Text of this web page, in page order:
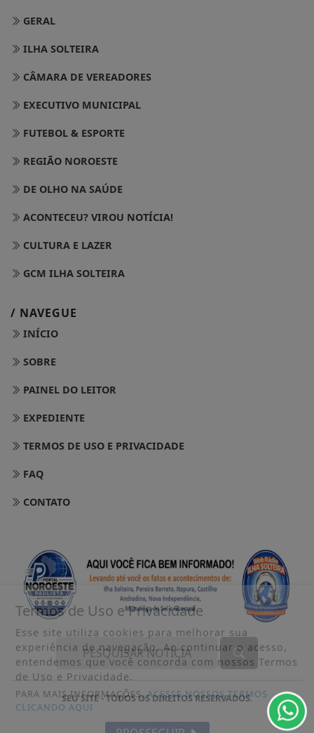
GERAL
ILHA SOLTEIRA
CÂMARA DE VEREADORES
EXECUTIVO MUNICIPAL
FUTEBOL & ESPORTE
REGIÃO NOROESTE
DE OLHO NA SAÚDE
ACONTECEU? VIROU NOTÍCIA!
CULTURA E LAZER
GCM ILHA SOLTEIRA
/ NAVEGUE
INÍCIO
SOBRE
PAINEL DO LEITOR
EXPEDIENTE
TERMOS DE USO E PRIVACIDADE
FAQ
CONTATO
SEU SITE - TODOS OS DIREITOS RESERVADOS.
Termos de Uso e Privacidade
Esse site utiliza cookies para melhorar sua
experiência de navegação. Ao continuar o acesso,
entendemos que você concorda com nossos Termos
de Uso e Privacidade.
PARA MAIS INFORMAÇÕES,ACESSE NOSSOS TERMOS
CLICANDO AQUI